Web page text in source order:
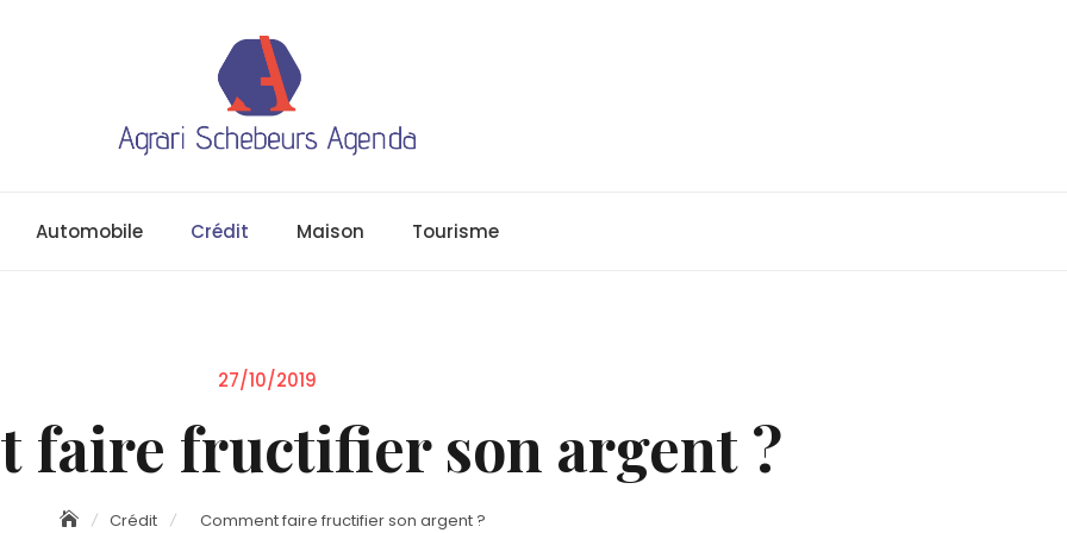
Automobile Crédit Maison Tourisme
Posted
27/10/2019
faire fructifier son argent ?
Crédit Comment faire fructifier son argent ?